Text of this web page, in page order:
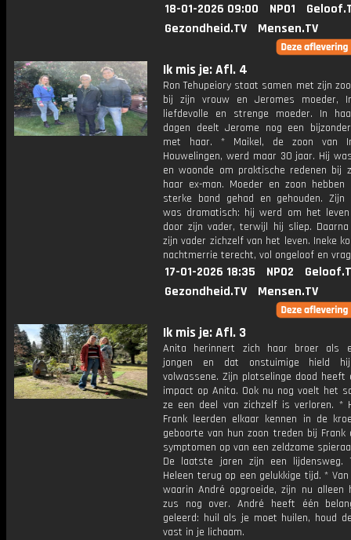
18-01-2026 09:00 NPO1
Gezondheid.TV
Mensen.TV
Ik mis je: Afl. 4
Ron Tehupeiory staat samen met zijn
bij zijn vrouw en Jeromes moeder,
liefdevolle en strenge moeder. In
dagen deelt Jerome nog een
met haar. * Maikel, de zoon van
Houwelingen, werd maar 30 jaar. Hij
en woonde om praktische redenen bij
haar ex-man. Moeder en zoon hebben
sterke band gehad en gehouden. Zijn
was dramatisch: hij werd om het
door zijn vader, terwijl hij sliep.
zijn vader zichzelf van het leven. Ineke
nachtmerrie terecht, vol ongeloof en
17-01-2026 18:35 NPO2
Gezondheid.TV
Mensen.TV
Ik mis je: Afl. 3
Anita herinnert zich haar broer als
jongen en dat onstuimige hield
volwassene. Zijn plotselinge dood heeft
impact op Anita. Ook nu nog voelt het
ze een deel van zichzelf is verloren. *
Frank leerden elkaar kennen in de
geboorte van hun zoon treden bij Frank
symptomen op van een zeldzame
De laatste jaren zijn een lijdensweg.
Heleen terug op een gelukkige tijd. *
waarin André opgroeide, zijn nu alleen
zus nog over. André heeft één
geleerd: huil als je moet huilen, houd
vast in je lichaam.